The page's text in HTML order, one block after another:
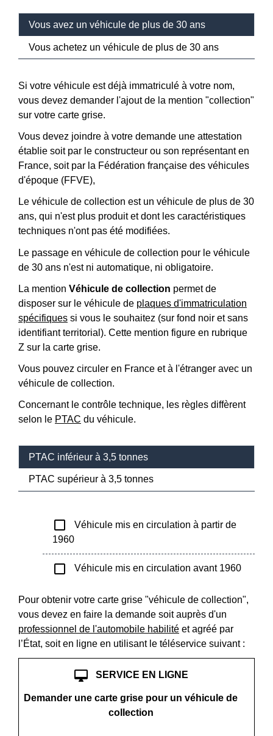
Vous avez un véhicule de plus de 30 ans
Vous achetez un véhicule de plus de 30 ans
Si votre véhicule est déjà immatriculé à votre nom,
vous devez demander l'ajout de la mention "collection"
sur votre carte grise.
Vous devez joindre à votre demande une attestation
établie soit par le constructeur ou son représentant en
France, soit par la Fédération française des véhicules
d'époque (FFVE),
Le véhicule de collection est un véhicule de plus de 30
ans, qui n'est plus produit et dont les caractéristiques
techniques n'ont pas été modifiées.
Le passage en véhicule de collection pour le véhicule
de 30 ans n'est ni automatique, ni obligatoire.
La mention Véhicule de collection permet de
disposer sur le véhicule de plaques d'immatriculation
spécifiques si vous le souhaitez (sur fond noir et sans
identifiant territorial). Cette mention figure en rubrique
Z sur la carte grise.
Vous pouvez circuler en France et à l'étranger avec un
véhicule de collection.
Concernant le contrôle technique, les règles diffèrent
selon le PTAC du véhicule.
PTAC inférieur à 3,5 tonnes
PTAC supérieur à 3,5 tonnes
check_box_outline_blank
Véhicule mis en circulation à partir de
1960
check_box_outline_blank Véhicule mis en circulation avant 1960
Pour obtenir votre carte grise "véhicule de collection",
vous devez en faire la demande soit auprès d'un
professionnel de l'automobile habilité et agréé par
l’État, soit en ligne en utilisant le téléservice suivant :
desktop_mac SERVICE EN LIGNE
Demander une carte grise pour un véhicule de
collection